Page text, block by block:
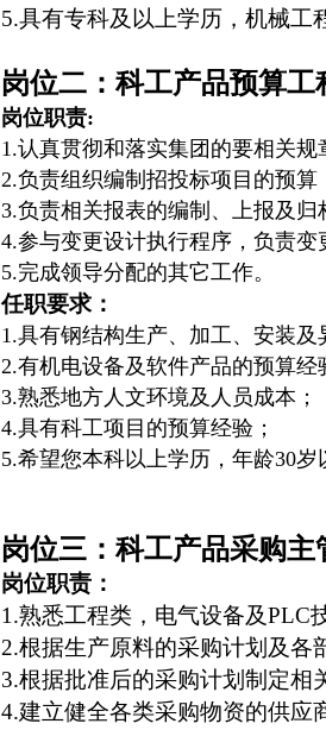
5.具有专科及以上学历，机械工
岗位二： 科工产品预算工
岗位职责:
1.认真贯彻和落实集团的要相关规
2.负责组织编制招投标项目的预算
3.负责相关报表的编制、上报及归
4.参与变更设计执行程序，负责变
5.完成领导分配的其它工作。
任职要求：
1.具有钢结构生产、加工、安装
2.有机电设备及软件产品的预算经
3.熟悉地方人文环境及人员成本 ；
4.具有科工项目的预算经验 ；
5.希望您本科以上学历，年龄30岁
岗位三：科工产品采购主
岗位职责：
1.熟悉工程类，电气设备及PLC
2.根据生产原料的采购计划及各
3.根据批准后的采购计划制定相
4.建立健全各类采购物资的供应